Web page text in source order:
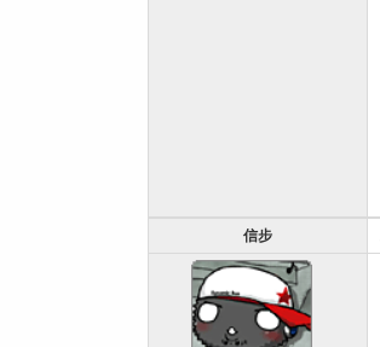
信步